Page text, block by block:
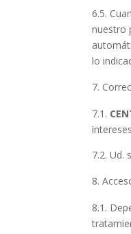
6.5.
nuestro
lo
7.1.
7.2. Ud.
8.1.